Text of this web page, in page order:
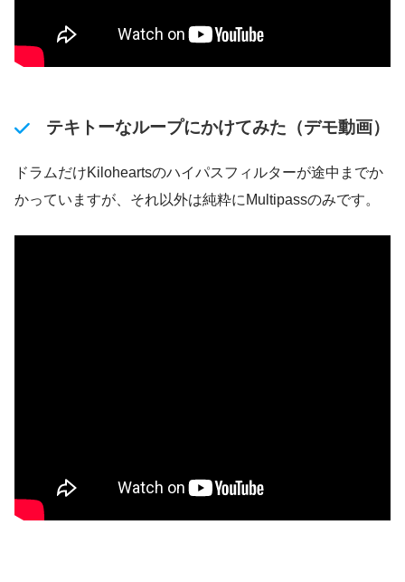
テキトーなループにかけてみた（デモ動画）
ドラムだけKiloheartsのハイパスフィルターが途中までか
かっていますが、それ以外は純粋にMultipassのみです。